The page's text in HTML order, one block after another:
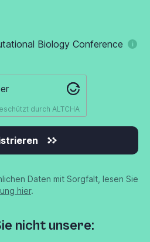
Biology Conference
durch ALTCHA
Daten mit Sorgfalt, lesen Sie
hier.
nicht unsere: